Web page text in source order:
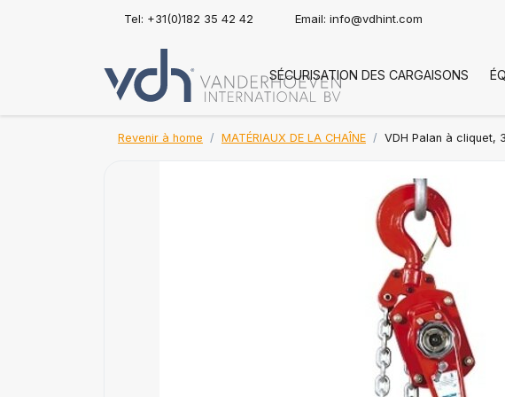
Tel: +31(0)182 35 42 42 Email: info@vdhint.com
SÉCURISATION DES CARGAISONS
Revenir à home MATÉRIAUX DE LA CHAÎNE VDH Palan à cliquet,